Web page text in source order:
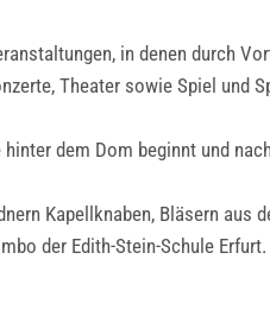
in denen durch
Theater sowie Spiel und
dem Dom beginnt und
Kapellknaben, Bläsern aus
der Edith-Stein-Schule